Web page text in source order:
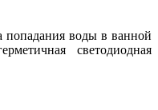
воды в ванной
светодиодная